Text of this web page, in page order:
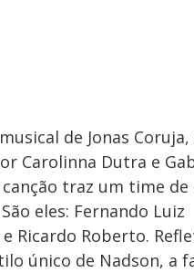
de Jonas
Carolinna Dutra e
canção traz um time de
eles: Fernando Luiz
e Ricardo Roberto.
único de Nadson, a